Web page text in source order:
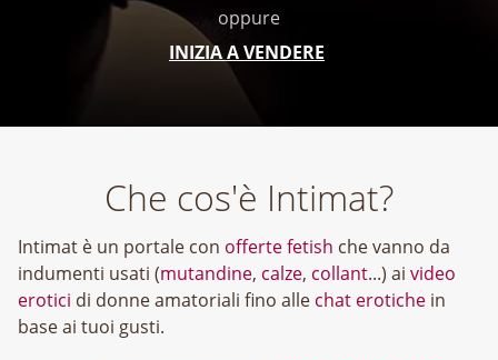
oppure
INIZIA A VENDERE
Che cos'è Intimat?
Intimat è un portale con offerte fetish che vanno da
indumenti usati (mutandine, calze, collant...) ai video
erotici di donne amatoriali fino alle chat erotiche in
base ai tuoi gusti.